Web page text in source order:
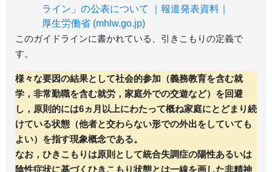
ライン」の公表について ｜報道発表資料｜
厚生労働省 (mhlw.go.jp)
このガイドラインに書かれている、引きこもりの定義で
す。
様々な要因の結果として社会的参加（義務教育を含む就
学，非常勤職を含む就労，家庭外での交遊など）を回避
し，原則的には6ヵ月以上にわたって概ね家庭にとどまり続
けている状態（他者と交わらない形での外出をしていても
よい）を指す現象概念である。
なお，ひきこもりは原則として統合失調症の陽性あるいは
陰性症状に基づくひきこもり状態とは一線を画した非精神